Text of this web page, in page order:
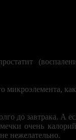
микроэлемента,
до завтрака. А
очень
нежелательно.